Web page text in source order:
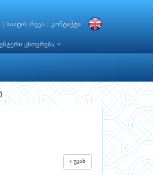
საიტის რუკა კონტაქტი
ცხოვრება
უკან